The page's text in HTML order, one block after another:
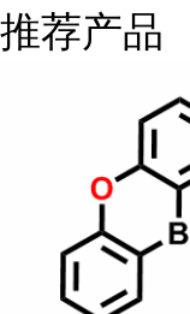
推荐产品